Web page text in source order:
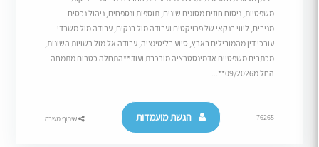
משפטיות, ניסוח חוזים מסוגים שונים, תוספות ונספחים, ניהול נכסים
מניבים, ליווי בנקאי של פרויקטים ועבודה מול בנקים, עבודה מול משרדי
עורכי דין מהמובילים בארץ, סיוע בליטיגציה, עבודה אל מול רשויות השונות,
מכתבים משפטיים אדמינסטרציה מורכבת ועוד.**התחלה כטרום מתמחה
החל מ09/2026**...
76265 הגשת מועמדות שיתוף משרה